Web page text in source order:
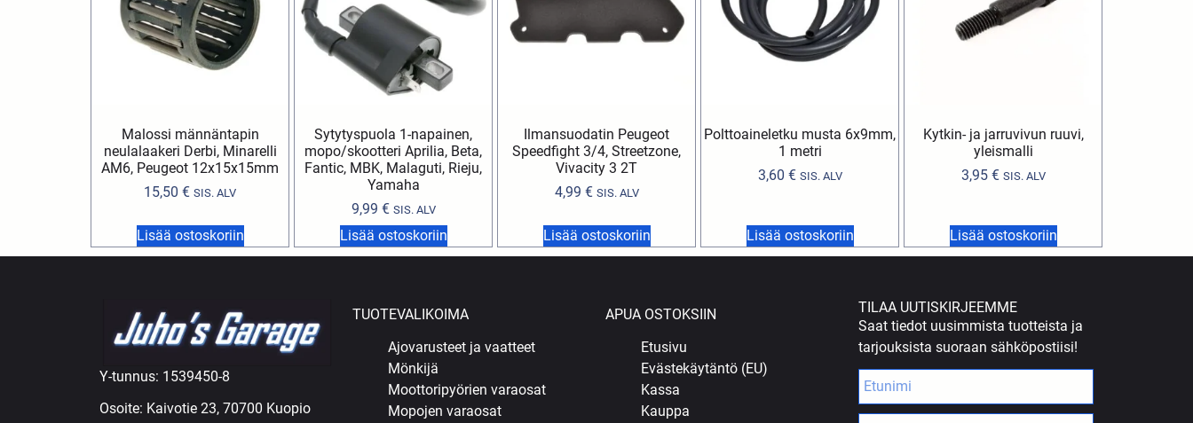
Malossi männäntapin
neulalaakeri Derbi, Minarelli
AM6, Peugeot 12x15x15mm
15,50 € SIS. ALV
Lisää ostoskoriin
Sytytyspuola 1-napainen,
mopo/skootteri Aprilia, Beta,
Fantic, MBK, Malaguti, Rieju,
Yamaha
9,99 € SIS. ALV
Lisää ostoskoriin
Ilmansuodatin Peugeot
Speedfight 3/4, Streetzone,
Vivacity 3 2T
4,99 € SIS. ALV
Lisää ostoskoriin
Polttoaineletku musta 6x9mm,
1 metri
3,60 € SIS. ALV
Lisää ostoskoriin
Kytkin- ja jarruvivun ruuvi,
yleismalli
3,95 € SIS. ALV
Lisää ostoskoriin
Y-tunnus: 1539450-8
Osoite: Kaivotie 23, 70700 Kuopio
TUOTEVALIKOIMA
Ajovarusteet ja vaatteet
Mönkijä
Moottoripyörien varaosat
Mopojen varaosat
APUA OSTOKSIIN
Etusivu
Evästekäytäntö (EU)
Kassa
Kauppa
TILAA UUTISKIRJEEMME
Saat tiedot uusimmista tuotteista ja
tarjouksista suoraan sähköpostiisi!